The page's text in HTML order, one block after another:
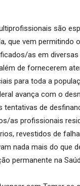
são
que vem permitindo
as em
de fornecerem
para toda a
avança com o
tentativas de
as profissionais
revestidos de
nada mais do que
permanente na